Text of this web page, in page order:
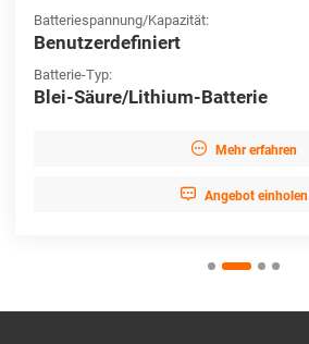
Batteriespannung/Kapazität:
Benutzerdefiniert
Batterie-Typ:
Blei-Säure/Lithium-Batterie
 Mehr erfahren
 Angebot einholen